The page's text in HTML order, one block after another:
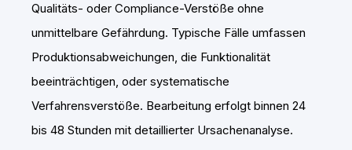
Qualitäts- oder Compliance-Verstöße ohne
unmittelbare Gefährdung. Typische Fälle umfassen
Produktionsabweichungen, die Funktionalität
beeinträchtigen, oder systematische
Verfahrensverstöße. Bearbeitung erfolgt binnen 24
bis 48 Stunden mit detaillierter Ursachenanalyse.